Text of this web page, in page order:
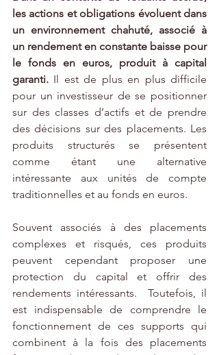
les actions et obligations évoluent dans
un environnement chahuté, associé à
un rendement en constante baisse pour
le fonds en euros, produit à capital
garanti. Il est de plus en plus difficile
pour un investisseur de se positionner
sur des classes d’actifs et de prendre
des décisions sur des placements. Les
produits structurés se présentent
comme étant une alternative
intéressante aux unités de compte
traditionnelles et au fonds en euros.
Souvent associés à des placements
complexes et risqués, ces produits
peuvent cependant proposer une
protection du capital et offrir des
rendements intéressants.  Toutefois, il
est indispensable de comprendre le
fonctionnement de ces supports qui
combinent à la fois des placements